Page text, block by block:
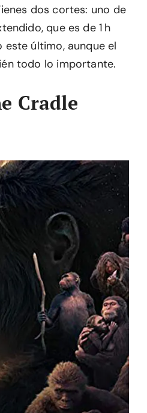
dos cortes: uno de
que es de 1 h
este último, aunque el
todo lo importante.
Cradle